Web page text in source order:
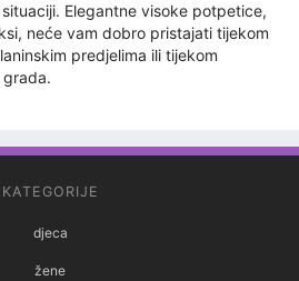
Elegantne visoke potpetice,
neće vam dobro pristajati tijekom
predjelima ili tijekom
KATEGORIJE
djeca
žene